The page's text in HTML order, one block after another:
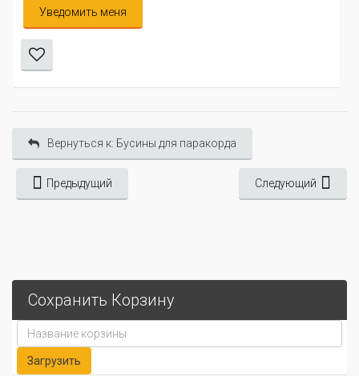
Уведомить меня
Вернуться к: Бусины для паракорда
Предыдущий Следующий
Сохранить Корзину